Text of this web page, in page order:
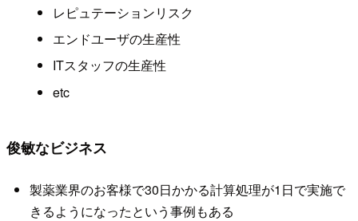
レピュテーションリスク
エンドユーザの生産性
ITスタッフの生産性
etc
俊敏なビジネス
製薬業界のお客様で30日かかる計算処理が1日で実施で
きるようになったという事例もある